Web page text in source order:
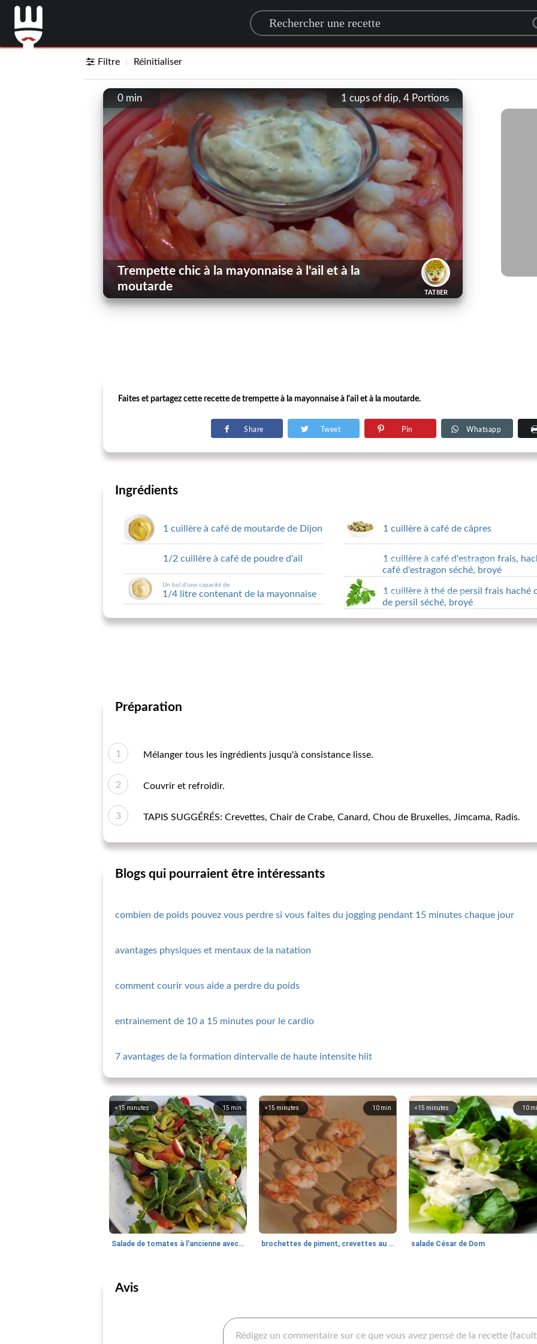
Search for a recipe
Filtre Réinitialiser
1 cups of dip, 4 Portions
0 min
TAT8ER
Trempette chic à la mayonnaise à l'ail et à la
moutarde
Faites et partagez cette recette de trempette à la mayonnaise à l'ail et à la moutarde.
Share Tweet Pin Whatsapp
Ingrédients
1 cuillère à café de moutarde de Dijon
1/2 cuillère à café de poudre d'ail
Un bol d'une capacité de
1/4 litre contenant de la mayonnaise
1 cuillère à café de câpres
1 cuillère à café d'estragon frais,
café d'estragon séché, broyé
1 cuillère à thé de persil frais haché
de persil séché, broyé
Préparation
Mélanger tous les ingrédients jusqu'à consistance lisse.
Couvrir et refroidir.
TAPIS SUGGÉRÉS: Crevettes, Chair de Crabe, Canard, Chou de Bruxelles, Jimcama, Radis.
Blogs qui pourraient être intéressants
combien de poids pouvez vous perdre si vous faites du jogging pendant 15 minutes chaque jour
avantages physiques et mentaux de la natation
comment courir vous aide a perdre du poids
entrainement de 10 a 15 minutes pour le cardio
7 avantages de la formation dintervalle de haute intensite hiit
15 min
<15 minutes
Salade de tomates à l'ancienne avec nectarines, avocat et roquette
10 min
<15 minutes
brochettes de piment, crevettes au citron vert
10
<15 minutes
salade César de Dom
Avis